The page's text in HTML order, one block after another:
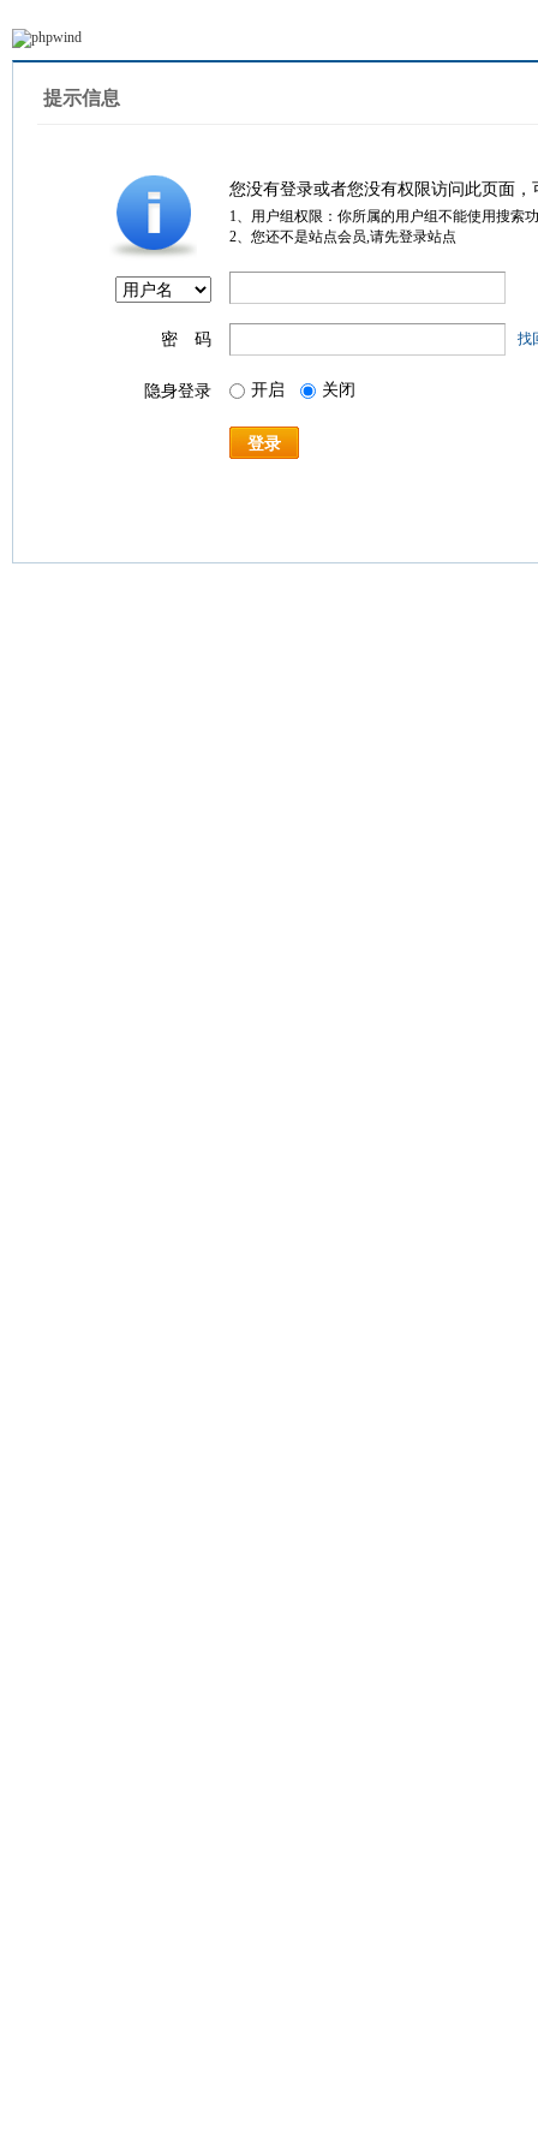
提示信息
您没有登录或者您没有权限访问此页面
1、用户组权限：你所属的用户组不能使用搜索
2、您还不是站点会员,请先登录站点
密 码 找
隐身登录 开启 关闭
登录